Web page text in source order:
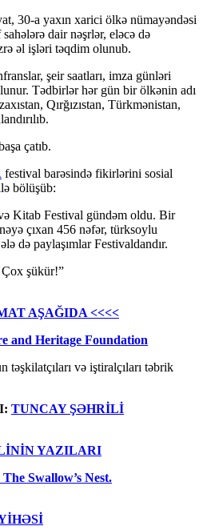
30-a yaxın xarici ölkə nümayəndəsi
dair nəşrlər, eləcə də
əl işləri təqdim olunub.
şeir saatları, imza günləri
Tədbirlər hər gün bir ölkənin adı
Qırğızıstan, Türkmənistan,
çatıb.
festival barəsində fikirlərini sosial
bölüşüb:
Kitab Festival gündəm oldu. Bir
çıxan 456 nəfər, türksoylu
də paylaşımlar Festivaldandır.
Çox şükür!”
AŞAĞIDA <<<<
and Heritage Foundation
təşkilatçıları və iştiralçıları təbrik
TUNCAY ŞƏHRİLİ
YAZILARI
Swallow’s Nest.